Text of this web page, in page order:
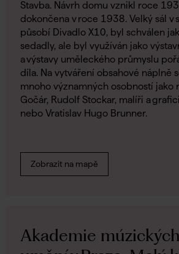
Stavba. Návrh domu vznikl roce
dokončena v roce 1938. Velký sál v
působí Divadlo X10, byl schválen
sedadly, ale byl využíván jako
a výstavy uměleckého průmyslu
díla. Na vytváření obsahové náplně
mnoho významných osobností jako
Gočár, Rudolf Stockar, malíři a
nebo Vratislav Hugo Brunner.
Zobrazit na mapě
Akademie múzických